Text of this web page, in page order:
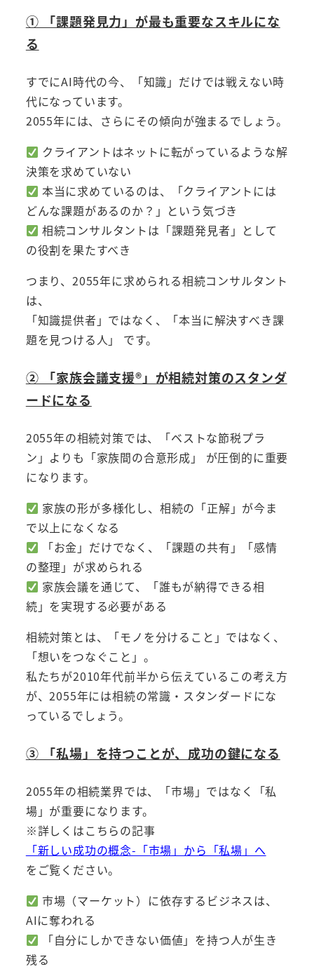
① 「課題発見力」が最も重要なスキルにな
る
すでにAI時代の今、「知識」だけでは戦えない時
代になっています。
2055年には、さらにその傾向が強まるでしょう。
クライアントはネットに転がっているような解
決策を求めていない
本当に求めているのは、「クライアントには
どんな課題があるのか？」という気づき
相続コンサルタントは「課題発見者」として
の役割を果たすべき
つまり、2055年に求められる相続コンサルタント
は、
「知識提供者」ではなく、「本当に解決すべき課
題を見つける人」 です。
② 「家族会議支援®︎」が相続対策のスタンダ
ードになる
2055年の相続対策では、「ベストな節税プラ
ン」よりも「家族間の合意形成」 が圧倒的に重要
になります。
家族の形が多様化し、相続の「正解」が今ま
で以上になくなる
「お金」だけでなく、「課題の共有」「感情
の整理」が求められる
家族会議を通じて、「誰もが納得できる相
続」を実現する必要がある
相続対策とは、「モノを分けること」ではなく、
「想いをつなぐこと」。
私たちが2010年代前半から伝えているこの考え方
が、2055年には相続の常識・スタンダードにな
っているでしょう。
③ 「私場」を持つことが、成功の鍵になる
2055年の相続業界では、「市場」ではなく「私
場」が重要になります。
※詳しくはこちらの記事
「新しい成功の概念-「市場」から「私場」へ
をご覧ください。
市場（マーケット）に依存するビジネスは、
AIに奪われる
「自分にしかできない価値」を持つ人が生き
残る